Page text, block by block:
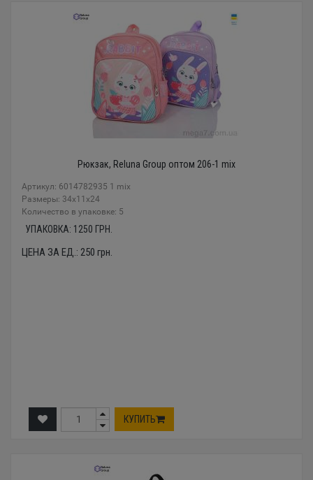
Рюкзак, Reluna Group оптом 206-1 mix
Артикул: 6014782935 1 mix
Размеры: 34x11x24
Количество в упаковке: 5
УПАКОВКА: 1250 ГРН.
ЦЕНА ЗА ЕД.: 250 грн.
КУПИТЬ